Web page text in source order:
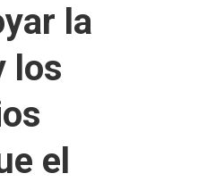
la
los
el